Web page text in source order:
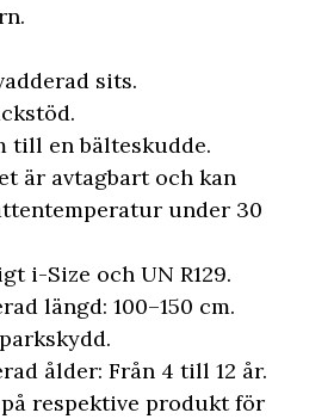
sits.
till en bälteskudde.
är avtagbart och kan
under 30
i-Size och UN R129.
längd: 100–150 cm.
ålder: Från 4 till 12 år.
respektive produkt för